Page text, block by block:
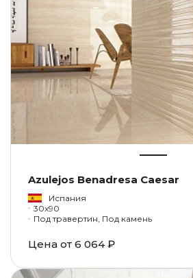
Azulejos Benadresa Caesar
Испания
30x90
Под травертин, Под камень
Цена от 6 064 ₽